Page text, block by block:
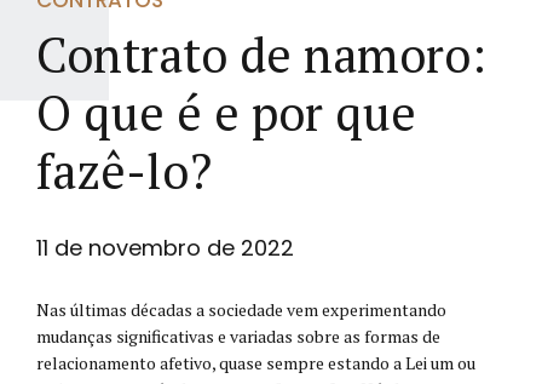
Contrato de namoro:
O que é e por que
fazê-lo?
11 de novembro de 2022
Nas últimas décadas a sociedade vem experimentando
mudanças significativas e variadas sobre as formas de
relacionamento afetivo, quase sempre estando a Lei um ou